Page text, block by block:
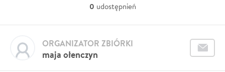
0 udostępnień
maja ołenczyn
ORGANIZATOR ZBIÓRKI